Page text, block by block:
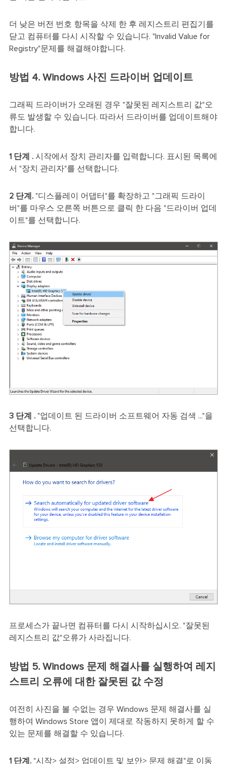
더 낮은 버전 번호 항목을 삭제 한 후 레지스트리 편집기를
닫고 컴퓨터를 다시 시작할 수 있습니다. "Invalid Value for
Registry"문제를 해결해야합니다.
방법 4. Windows 사진 드라이버 업데이트
그래픽 드라이버가 오래된 경우 "잘못된 레지스트리 값"오
류도 발생할 수 있습니다. 따라서 드라이버를 업데이트해야
합니다.
1 단계 . 시작에서 장치 관리자를 입력합니다. 표시된 목록에
서 "장치 관리자"를 선택합니다.
2 단계."디스플레이 어댑터"를 확장하고 "그래픽 드라이
버"를 마우스 오른쪽 버튼으로 클릭 한 다음 "드라이버 업데
이트"를 선택합니다.
3 단계 ."업데이트 된 드라이버 소프트웨어 자동 검색 ..."을
선택합니다.
프로세스가 끝나면 컴퓨터를 다시 시작하십시오. "잘못된
레지스트리 값"오류가 사라집니다.
방법 5. Windows 문제 해결사를 실행하여 레지
스트리 오류에 대한 잘못된 값 수정
여전히 사진을 볼 수없는 경우 Windows 문제 해결사를 실
행하여 Windows Store 앱이 제대로 작동하지 못하게 할 수
있는 문제를 해결할 수 있습니다.
1 단계."시작> 설정> 업데이트 및 보안> 문제 해결"로 이동